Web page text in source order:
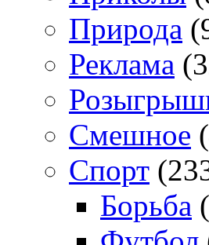
Природа
Реклама
Смешное
Спорт
Борьба